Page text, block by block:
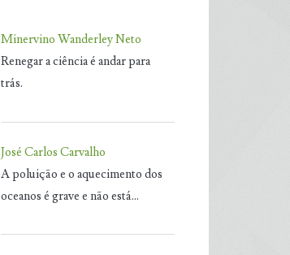
Minervino Wanderley Neto
Renegar a ciência é andar para
trás.
José Carlos Carvalho
A poluição e o aquecimento dos
oceanos é grave e não está…